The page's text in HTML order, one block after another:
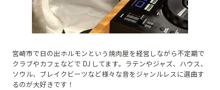
宮崎市で日の出ホルモンという焼肉屋を経営しながら不定期で
クラブやカフェなどで DJ してます。ラテンやジャズ、ハウス、
ソウル、ブレイクビーツなど様々な音をジャンルレスに選曲す
るのが大好きです！